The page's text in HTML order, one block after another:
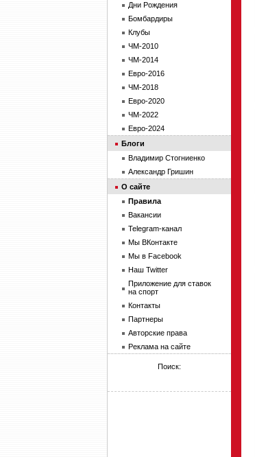
Дни Рождения
Бомбардиры
Клубы
ЧМ-2010
ЧМ-2014
Евро-2016
ЧМ-2018
Евро-2020
ЧМ-2022
Евро-2024
Блоги
Владимир Стогниенко
Александр Гришин
О сайте
Правила
Вакансии
Telegram-канал
Мы ВКонтакте
Мы в Facebook
Наш Twitter
Приложение для ставок
на спорт
Контакты
Партнеры
Авторские права
Реклама на сайте
Поиск: